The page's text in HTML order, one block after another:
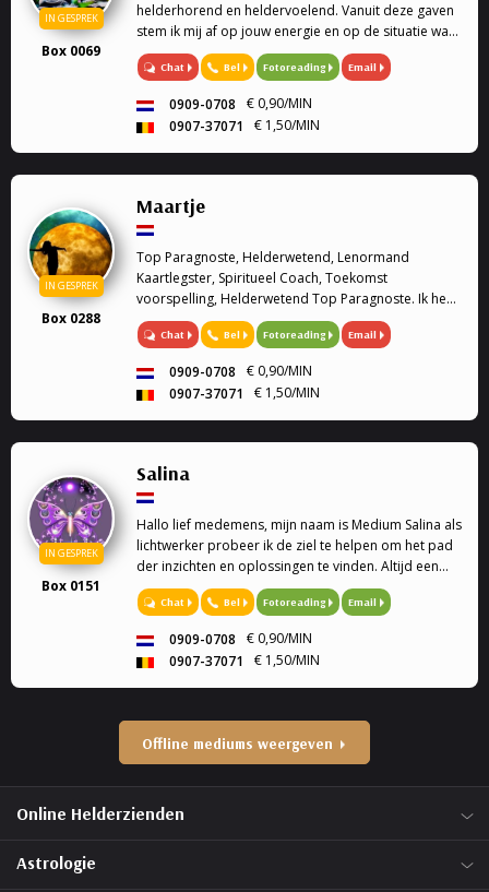
IN GESPREK
Box 0069
helderhorend en heldervoelend. Vanuit deze gaven
stem ik mij af op jouw energie en op de situatie waar
jij op dit moment in zit.
Chat Bel Fotoreading Email
0909-0708
€ 0,90/MIN
0907-37071
€ 1,50/MIN
IN GESPREK
Box 0288
Maartje
Top Paragnoste, Helderwetend, Lenormand
Kaartlegster, Spiritueel Coach, Toekomst
voorspelling, Helderwetend Top Paragnoste. Ik heb
al heel wat jaren ervaring op het gebied van het
paranormale. Geen vraag is mij te gek.
Chat Bel Fotoreading Email
0909-0708
€ 0,90/MIN
0907-37071
€ 1,50/MIN
IN GESPREK
Box 0151
Salina
Hallo lief medemens, mijn naam is Medium Salina als
lichtwerker probeer ik de ziel te helpen om het pad
der inzichten en oplossingen te vinden. Altijd een
luisterend oor Soms heb je vragen of sta je voor
keuzes en weet je het even niet meer, dan bie...
Chat Bel Fotoreading Email
0909-0708
€ 0,90/MIN
0907-37071
€ 1,50/MIN
Offline mediums weergeven
Online Helderzienden
Astrologie